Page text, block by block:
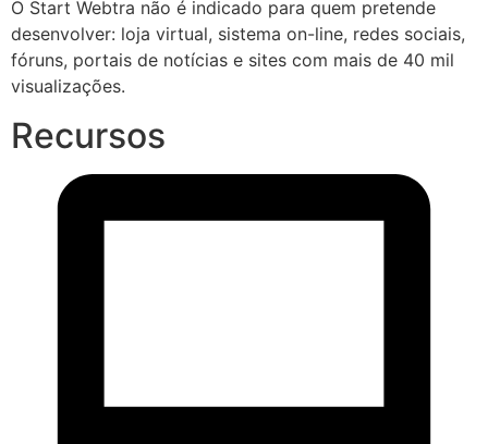
O Start Webtra não é indicado para quem pretende
desenvolver: loja virtual, sistema on-line, redes sociais,
fóruns, portais de notícias e sites com mais de 40 mil
visualizações.
Recursos